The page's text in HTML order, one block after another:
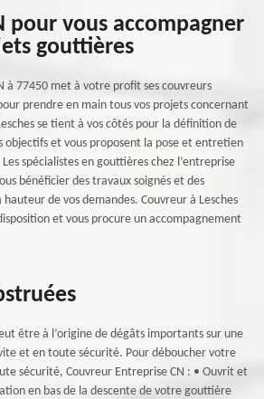
pour vous accompagner
gouttières
à 77450 met à votre profit ses couvreurs
prendre en main tous vos projets concernant
se tient à vos côtés pour la définition de
objectifs et vous proposent la pose et entretien
spécialistes en gouttières chez l’entreprise
bénéficier des travaux soignés et des
de vos demandes. Couvreur à Lesches
et vous procure un accompagnement
être à l’origine de dégâts importants sur une
et en toute sécurité. Pour déboucher votre
sécurité, Couvreur Entreprise CN : • Ouvrit et
en bas de la descente de votre gouttière